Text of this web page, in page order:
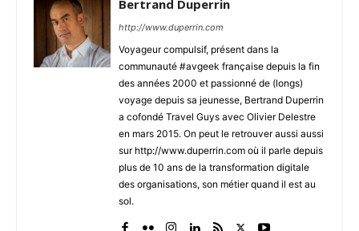
Bertrand Duperrin
http://www.duperrin.com
Voyageur compulsif, présent dans la
communauté #avgeek française depuis la fin
des années 2000 et passionné de (longs)
voyage depuis sa jeunesse, Bertrand Duperrin
a cofondé Travel Guys avec Olivier Delestre
en mars 2015. On peut le retrouver aussi aussi
sur http://www.duperrin.com où il parle depuis
plus de 10 ans de la transformation digitale
des organisations, son métier quand il est au
sol.